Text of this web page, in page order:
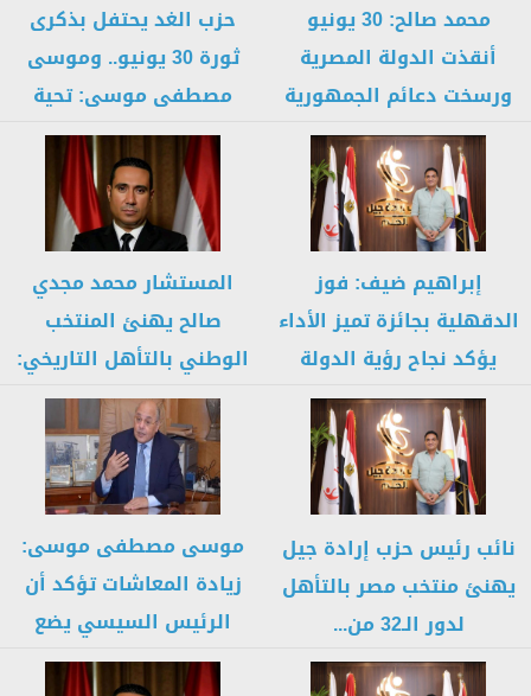
محمد صالح: 30 يونيو
أنقذت الدولة المصرية
ورسخت دعائم الجمهورية
الجديدة بقيادة...
حزب الغد يحتفل بذكرى
ثورة 30 يونيو.. وموسى
مصطفى موسى: تحية
للشعب...
إبراهيم ضيف: فوز
الدقهلية بجائزة تميز الأداء
يؤكد نجاح رؤية الدولة
في...
المستشار محمد مجدي
صالح يهنئ المنتخب
الوطني بالتأهل التاريخي:
”أسعدتم الملايين
ورفعتم...
نائب رئيس حزب إرادة جيل
يهنئ منتخب مصر بالتأهل
لدور الـ32 من...
موسى مصطفى موسى:
زيادة المعاشات تؤكد أن
الرئيس السيسي يضع
المواطن البسيط...